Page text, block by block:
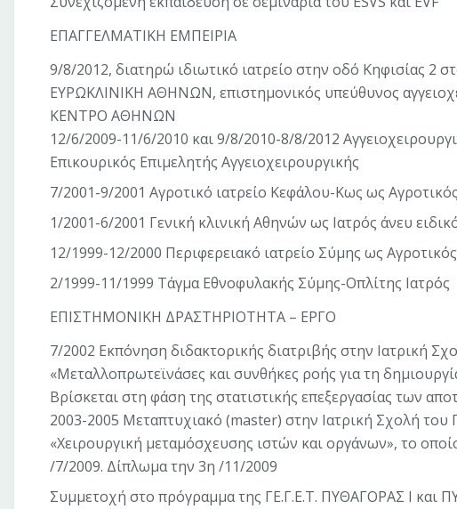
ΕΠΑΓΓΕΛΜΑΤΙΚΗ ΕΜΠΕΙΡΙΑ
9/8/2012, διατηρώ ιδιωτικό ιατρείο στην οδό Κηφισίας 2
ΕΥΡΩΚΛΙΝΙΚΗ ΑΘΗΝΩΝ, επιστημονικός υπεύθυνος
ΚΕΝΤΡΟ ΑΘΗΝΩΝ
12/6/2009-11/6/2010 και 9/8/2010-8/8/2012
Επικουρικός Επιμελητής Αγγειοχειρουργικής
7/2001-9/2001 Αγροτικό ιατρείο Κεφάλου-Κως ως
1/2001-6/2001 Γενική κλινική Αθηνών ως Ιατρός άνευ
12/1999-12/2000 Περιφερειακό ιατρείο Σύμης ως
2/1999-11/1999 Τάγμα Εθνοφυλακής Σύμης-Οπλίτης Ιατρός
ΕΠΙΣΤΗΜΟΝΙΚΗ ΔΡΑΣΤΗΡΙΟΤΗΤΑ – ΕΡΓΟ
7/2002 Εκπόνηση διδακτορικής διατριβής στην Ιατρική
«Μεταλλοπρωτεϊνάσες και συνθήκες ροής για τη
Βρίσκεται στη φάση της στατιστικής επεξεργασίας των
2003-2005 Μεταπτυχιακό (master) στην Ιατρική Σχολή
«Χειρουργική μεταμόσχευσης ιστών και οργάνων», το
/7/2009. Δίπλωμα την 3η /11/2009
Συμμετοχή στο πρόγραμμα της ΓΕ.Γ.Ε.Τ. ΠΥΘΑΓΟΡΑΣ Ι και